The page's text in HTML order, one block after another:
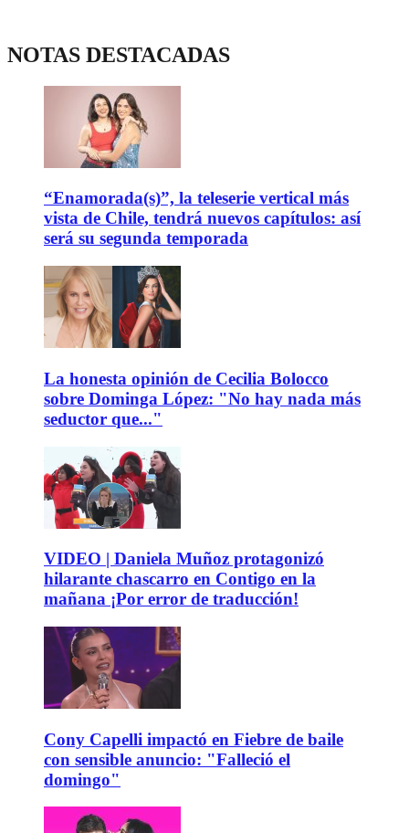
NOTAS DESTACADAS
“Enamorada(s)”, la teleserie vertical más
vista de Chile, tendrá nuevos capítulos: así
será su segunda temporada
La honesta opinión de Cecilia Bolocco
sobre Dominga López: "No hay nada más
seductor que..."
VIDEO | Daniela Muñoz protagonizó
hilarante chascarro en Contigo en la
mañana ¡Por error de traducción!
Cony Capelli impactó en Fiebre de baile
con sensible anuncio: "Falleció el
domingo"